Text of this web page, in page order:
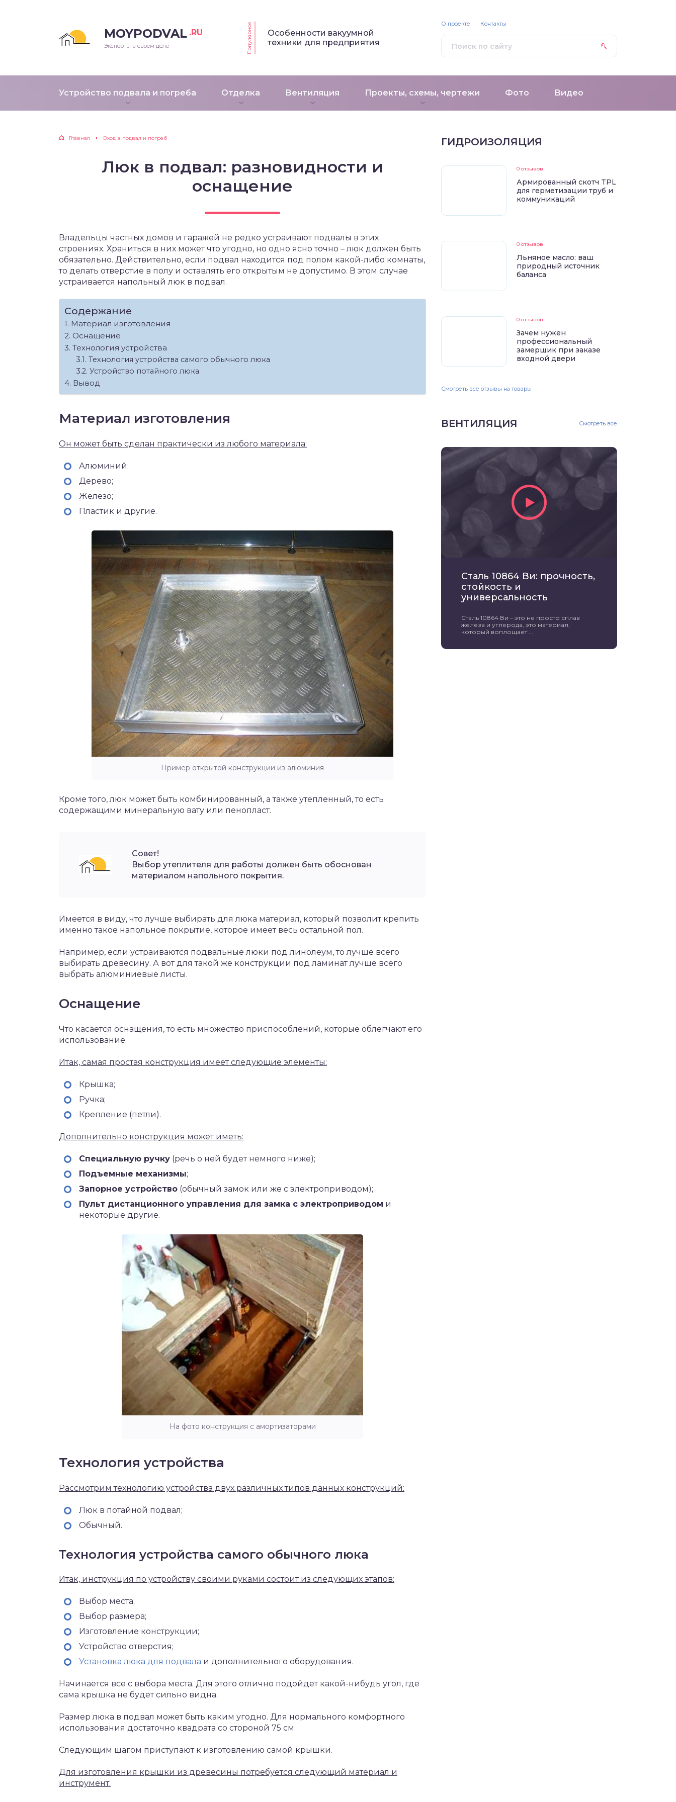
MOYPODVAL .RU
Эксперты в своем деле Популярное
Особенности вакуумной
техники для предприятия
Устройство подвала и погреба Отделка Вентиляция Проекты, схемы, чертежи Фото Видео
О проекте Контакты
Главная Вход в подвал и погреб
Люк в подвал: разновидности и
оснащение
Владельцы частных домов и гаражей не редко устраивают подвалы в этих
строениях. Храниться в них может что угодно, но одно ясно точно – люк должен быть
обязательно. Действительно, если подвал находится под полом какой-либо комнаты,
то делать отверстие в полу и оставлять его открытым не допустимо. В этом случае
устраивается напольный люк в подвал.
Содержание
Материал изготовления
Оснащение
Технология устройства
Технология устройства самого обычного люка
Устройство потайного люка
Вывод
Материал изготовления
Он может быть сделан практически из любого материала:
Алюминий;
Дерево;
Железо;
Пластик и другие.
Пример открытой конструкции из алюминия
Кроме того, люк может быть комбинированный, а также утепленный, то есть
содержащими минеральную вату или пенопласт.
Совет!
Выбор утеплителя для работы должен быть обоснован
материалом напольного покрытия.
Имеется в виду, что лучше выбирать для люка материал, который позволит крепить
именно такое напольное покрытие, которое имеет весь остальной пол.
Например, если устраиваются подвальные люки под линолеум, то лучше всего
выбирать древесину. А вот для такой же конструкции под ламинат лучше всего
выбрать алюминиевые листы.
Оснащение
Что касается оснащения, то есть множество приспособлений, которые облегчают его
использование.
Итак, самая простая конструкция имеет следующие элементы:
Крышка;
Ручка;
Крепление (петли).
Дополнительно конструкция может иметь:
Специальную ручку (речь о ней будет немного ниже);
Подъемные механизмы;
Запорное устройство (обычный замок или же с электроприводом);
Пульт дистанционного управления для замка с электроприводом и
некоторые другие.
На фото конструкция с амортизаторами
Технология устройства
Рассмотрим технологию устройства двух различных типов данных конструкций:
Люк в потайной подвал;
Обычный.
Технология устройства самого обычного люка
Итак, инструкция по устройству своими руками состоит из следующих этапов:
Выбор места;
Выбор размера;
Изготовление конструкции;
Устройство отверстия;
Установка люка для подвала и дополнительного оборудования.
Начинается все с выбора места. Для этого отлично подойдет какой-нибудь угол, где
сама крышка не будет сильно видна.
Размер люка в подвал может быть каким угодно. Для нормального комфортного
использования достаточно квадрата со стороной 75 см.
Следующим шагом приступают к изготовлению самой крышки.
Для изготовления крышки из древесины потребуется следующий материал и
инструмент:
ГИДРОИЗОЛЯЦИЯ
0 отзывов
Армированный скотч TPL
для герметизации труб и
коммуникаций
0 отзывов
Льняное масло: ваш
природный источник
баланса
0 отзывов
Зачем нужен
профессиональный
замерщик при заказе
входной двери
Смотреть все отзывы на товары
ВЕНТИЛЯЦИЯ Смотреть все
Сталь 10864 Ви: прочность,
стойкость и
универсальность
Сталь 10864 Ви – это не просто сплав
железа и углерода, это материал,
который воплощает ...